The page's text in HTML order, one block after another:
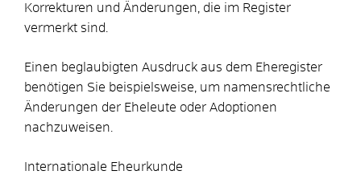
Korrekturen und Änderungen, die im Register
vermerkt sind.
Einen beglaubigten Ausdruck aus dem Eheregister
benötigen Sie beispielsweise, um namensrechtliche
Änderungen der Eheleute oder Adoptionen
nachzuweisen.
Internationale Eheurkunde